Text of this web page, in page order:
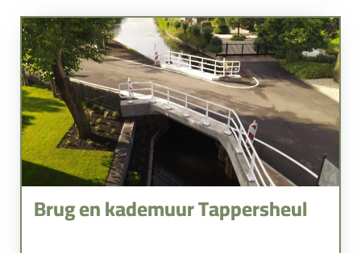
Brug en kademuur Tappersheul